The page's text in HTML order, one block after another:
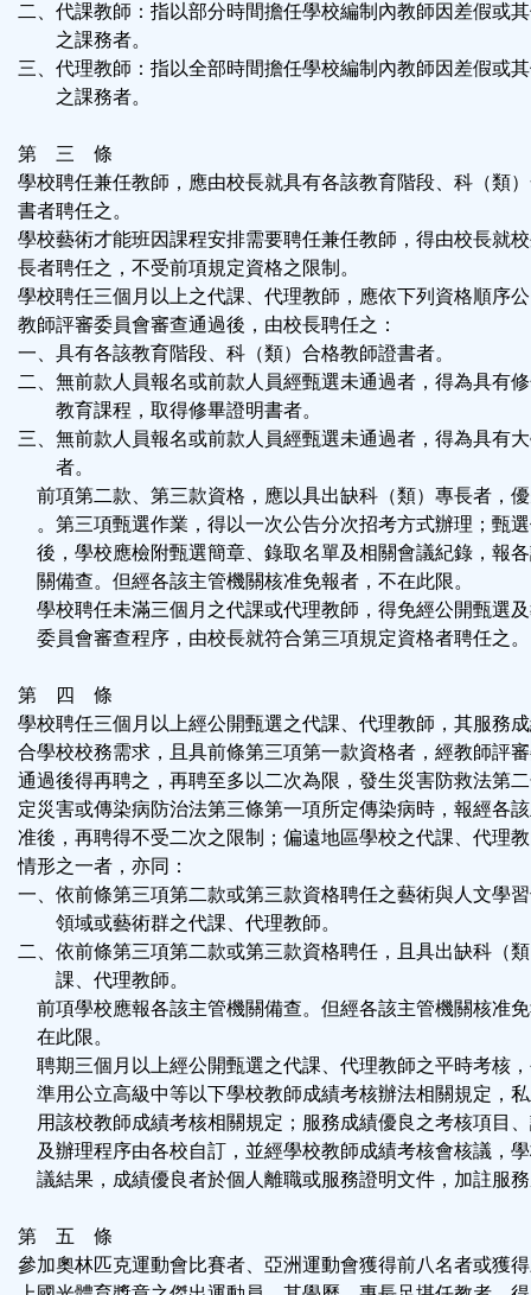
二、代課教師：指以部分時間擔任學校編制內教師因差假或
之課務者。
三、代理教師：指以全部時間擔任學校編制內教師因差假或
之課務者。
第 三 條
學校聘任兼任教師，應由校長就具有各該教育階段、科（類
書者聘任之。
學校藝術才能班因課程安排需要聘任兼任教師，得由校長就
長者聘任之，不受前項規定資格之限制。
學校聘任三個月以上之代課、代理教師，應依下列資格順序
教師評審委員會審查通過後，由校長聘任之：
一、具有各該教育階段、科（類）合格教師證書者。
二、無前款人員報名或前款人員經甄選未通過者，得為具有
教育課程，取得修畢證明書者。
三、無前款人員報名或前款人員經甄選未通過者，得為具有
者。
前項第二款、第三款資格，應以具出缺科（類）專長者，
。第三項甄選作業，得以一次公告分次招考方式辦理；甄
後，學校應檢附甄選簡章、錄取名單及相關會議紀錄，報
關備查。但經各該主管機關核准免報者，不在此限。
學校聘任未滿三個月之代課或代理教師，得免經公開甄選
委員會審查程序，由校長就符合第三項規定資格者聘任之。
第 四 條
學校聘任三個月以上經公開甄選之代課、代理教師，其服務
合學校校務需求，且具前條第三項第一款資格者，經教師評
通過後得再聘之，再聘至多以二次為限，發生災害防救法第
定災害或傳染病防治法第三條第一項所定傳染病時，報經各
准後，再聘得不受二次之限制；偏遠地區學校之代課、代理
情形之一者，亦同：
一、依前條第三項第二款或第三款資格聘任之藝術與人文學
領域或藝術群之代課、代理教師。
二、依前條第三項第二款或第三款資格聘任，且具出缺科（
課、代理教師。
前項學校應報各該主管機關備查。但經各該主管機關核准
在此限。
聘期三個月以上經公開甄選之代課、代理教師之平時考核
準用公立高級中等以下學校教師成績考核辦法相關規定，
用該校教師成績考核相關規定；服務成績優良之考核項目
及辦理程序由各校自訂，並經學校教師成績考核會核議，
議結果，成績優良者於個人離職或服務證明文件，加註服
第 五 條
參加奧林匹克運動會比賽者、亞洲運動會獲得前八名者或獲